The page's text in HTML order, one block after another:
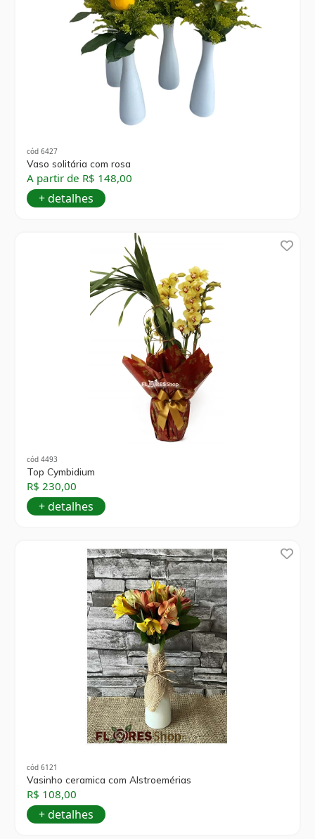
cód 6427
Vaso solitária com rosa
A partir de R$ 148,00
+ detalhes
cód 4493
Top Cymbidium
R$ 230,00
+ detalhes
cód 6121
Vasinho ceramica com Alstroemérias
R$ 108,00
+ detalhes